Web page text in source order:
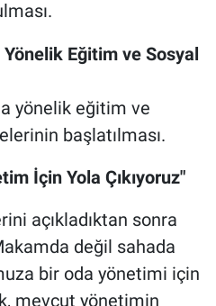
Yönelik Eğitim ve Sosyal
yönelik eğitim ve
başlatılması.
İçin Yola Çıkıyoruz"
açıkladıktan sonra
değil sahada
bir oda yönetimi için
mevcut yönetimin